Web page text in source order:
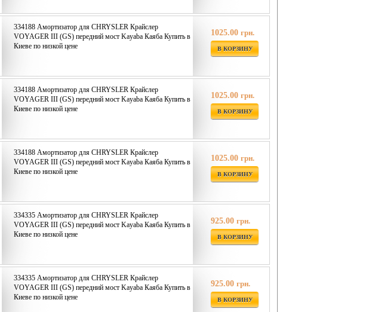
334188 Амортизатор для CHRYSLER Крайслер
VOYAGER III (GS) передний мост Kayaba Каяба Купить в
Киеве по низкой цене
1025.00 грн.
В КОРЗИНУ
334188 Амортизатор для CHRYSLER Крайслер
VOYAGER III (GS) передний мост Kayaba Каяба Купить в
Киеве по низкой цене
1025.00 грн.
В КОРЗИНУ
334188 Амортизатор для CHRYSLER Крайслер
VOYAGER III (GS) передний мост Kayaba Каяба Купить в
Киеве по низкой цене
1025.00 грн.
В КОРЗИНУ
334335 Амортизатор для CHRYSLER Крайслер
VOYAGER III (GS) передний мост Kayaba Каяба Купить в
Киеве по низкой цене
925.00 грн.
В КОРЗИНУ
334335 Амортизатор для CHRYSLER Крайслер
VOYAGER III (GS) передний мост Kayaba Каяба Купить в
Киеве по низкой цене
925.00 грн.
В КОРЗИНУ